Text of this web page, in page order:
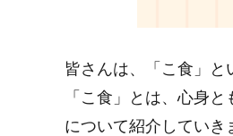
皆さんは、「こ食」と
「こ食」とは、心身
について紹介していき